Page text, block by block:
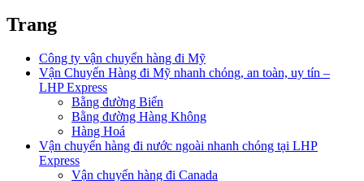
Trang
Công ty vận chuyển hàng đi Mỹ
Vận Chuyển Hàng đi Mỹ nhanh chóng, an toàn, uy tín –
LHP Express
Bằng đường Biển
Bằng đường Hàng Không
Hàng Hoá
Vận chuyển hàng đi nước ngoài nhanh chóng tại LHP
Express
Vận chuyển hàng đi Canada